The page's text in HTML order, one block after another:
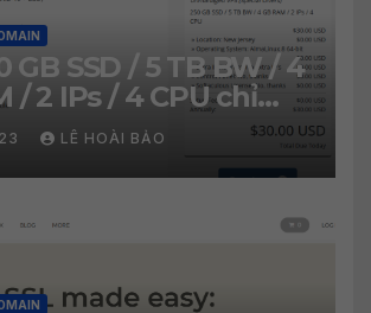
GB SSD / 5 TB BW / 4
/ 2 IPs / 4 CPU chỉ
LÊ HOÀI BẢO